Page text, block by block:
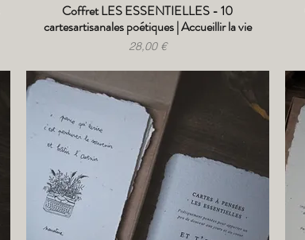
Aperçu rapide
Coffret LES ESSENTIELLES - 10
cartesartisanales poétiques | Accueillir la vie
Prix
28,00 €